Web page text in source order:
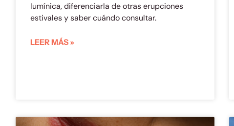
lumínica, diferenciarla de otras erupciones
estivales y saber cuándo consultar.
LEER MÁS »